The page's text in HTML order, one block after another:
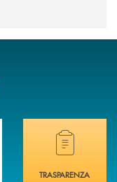
immediata?
Hai bisogno di
TRASPARENZA